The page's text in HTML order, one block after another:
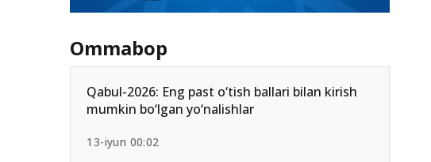
Ommabop
Qabul-2026: Eng past o‘tish ballari bilan kirish
mumkin bo‘lgan yo‘nalishlar
13-iyun 00:02